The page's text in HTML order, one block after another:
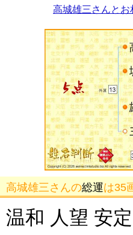
高城雄三さんとお
高城雄三さんの総運は35
温和 人望 安